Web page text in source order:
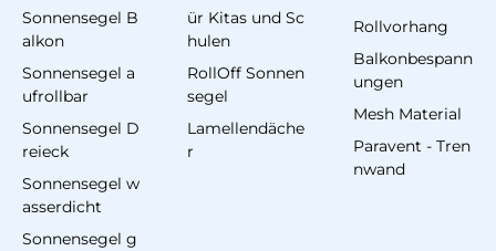
Sonnensegel B
alkon
Sonnensegel a
ufrollbar
Sonnensegel D
reieck
Sonnensegel w
asserdicht
Sonnensegel g
ür Kitas und Sc
hulen
RollOff Sonnen
segel
Lamellendäche
r
Rollvorhang
Balkonbespann
ungen
Mesh Material
Paravent - Tren
nwand